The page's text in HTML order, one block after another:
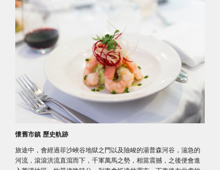
懷舊市鎮 歷史軌跡
旅途中，會經過菲沙峽谷地獄之門以及險峻的湯普森河谷，湍急的
河流，滾滾洪流直瀉而下，千軍萬馬之勢，相當震撼，之後便會進